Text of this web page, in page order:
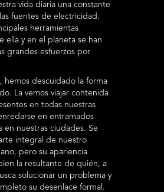
vida diaria una constante
fuentes de electricidad.
herramientas
ella y en el planeta se han
grandes esfuerzos por
hemos descuidado la forma
La vemos viajar contenida
en todas nuestras
en entramados
en nuestras ciudades. Se
integral de nuestro
pero su apariencia
la resultante de quién, a
solucionar un problema y
su desenlace formal.